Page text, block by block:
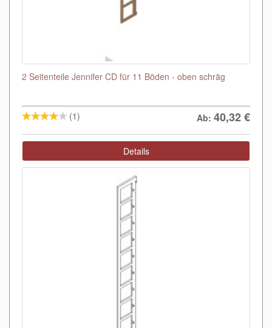
2 Seitenteile Jennifer CD für 11 Böden - oben schräg
(1) Ab: 40,32€
Details